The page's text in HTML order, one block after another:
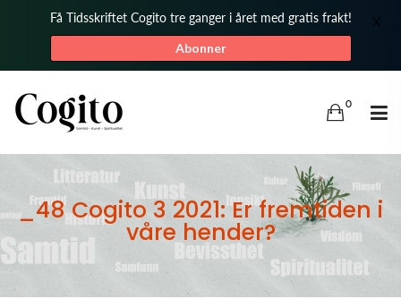
Få Tidsskriftet Cogito tre ganger i året med gratis frakt!
Abonner
X
0
_48 Cogito 3 2021: Er fremtiden i
våre hender?